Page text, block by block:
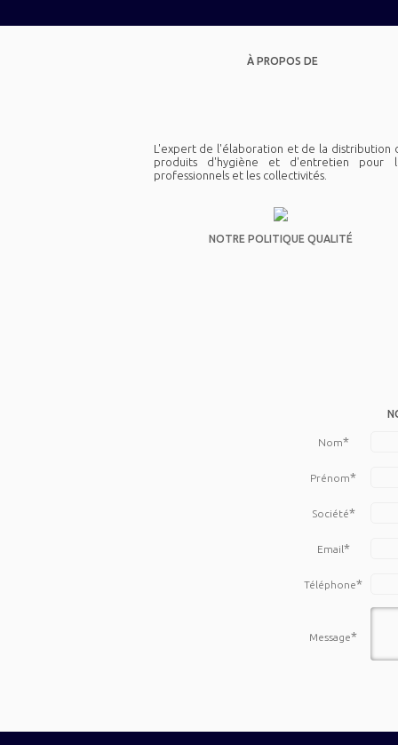
À PROPOS DE
L'expert de l'élaboration et de la distribution
produits d'hygiène et d'entretien pour
professionnels et les collectivités.
NOTRE POLITIQUE QUALITÉ
Nom*
Prénom*
Société*
Email*
Téléphone*
Message*